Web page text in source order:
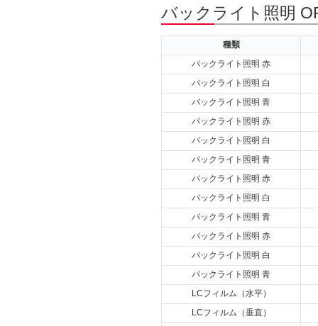
バックライト照明
種類
バックライト照明 赤
バックライト照明 白
バックライト照明 青
バックライト照明 赤
バックライト照明 白
バックライト照明 青
バックライト照明 赤
バックライト照明 白
バックライト照明 青
バックライト照明 赤
バックライト照明 白
バックライト照明 青
LCフィルム（水平）
LCフィルム（垂直）